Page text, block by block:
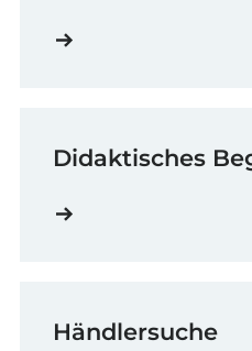
Didaktisches
Händlersuche